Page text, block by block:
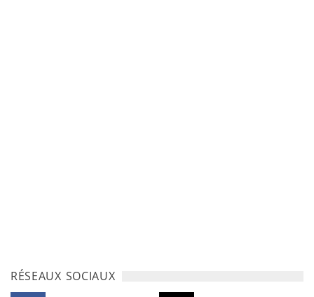
RÉSEAUX SOCIAUX